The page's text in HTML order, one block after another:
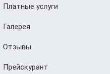
Платные услуги
Галерея
Отзывы
Прейскурант